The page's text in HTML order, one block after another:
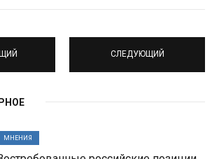
СЛЕДУЮЩИЙ
МНЕНИЯ